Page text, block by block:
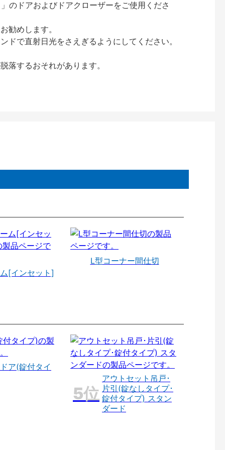
のドアおよびドアクローザーをご使用くださ
勧めします。
で直射日光をさえぎるようにしてください。
落するおそれがあります。
[インセット]
L型コーナー間仕切
ア(錠付タイ
アウトセット吊戸･
片引(錠なしタイプ･
錠付タイプ) スタン
ダード